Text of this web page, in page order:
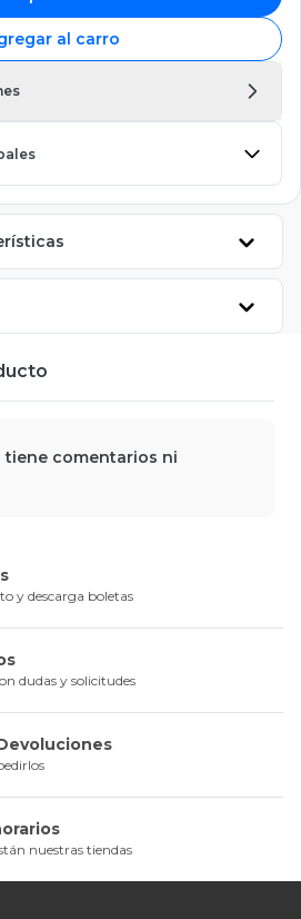
al carro
tiene comentarios ni
y descarga boletas
dudas y solicitudes
nuestras tiendas